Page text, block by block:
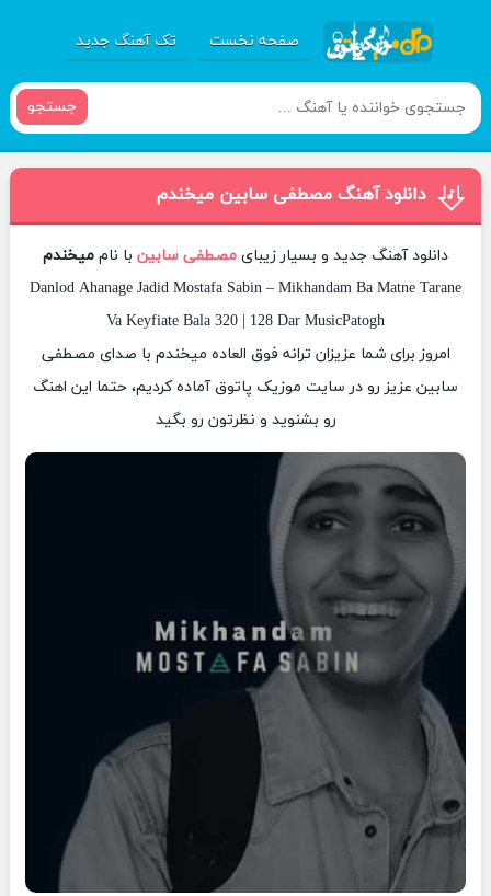
صفحه نخست تک آهنگ جدید
جستجو
دانلود آهنگ مصطفی سابین میخندم
دانلود آهنگ جدید و بسیار زیبای مصطفی سابین با نام میخندم
Danlod Ahanage Jadid Mostafa Sabin – Mikhandam Ba Matne Tarane
Va Keyfiate Bala 320 | 128 Dar MusicPatogh
امروز برای شما عزیزان ترانه فوق العاده میخندم با صدای مصطفی
سابین عزیز رو در سایت موزیک پاتوق آماده کردیم، حتما این اهنگ
رو بشنوید و نظرتون رو بگید